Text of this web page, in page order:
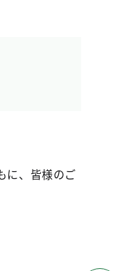
に、皆様のご